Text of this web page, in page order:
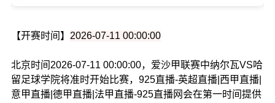
【开赛时间】 2026-07-11 00:00:00
北京时间2026-07-11 00:00:00，爱沙甲联赛中纳尔瓦VS哈
留足球学院将准时开始比赛，925直播-英超直播|西甲直播|
意甲直播|德甲直播|法甲直播-925直播网会在第一时间提供